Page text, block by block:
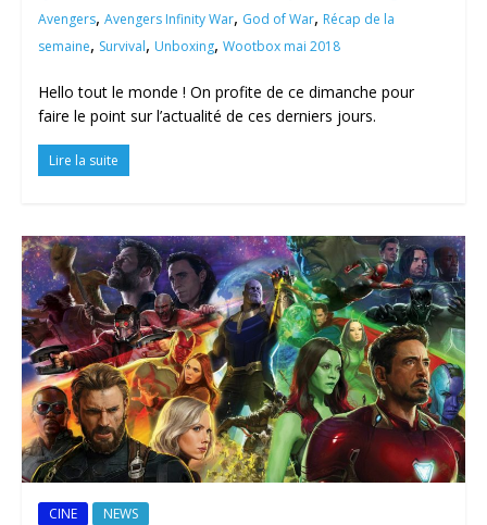
Avengers, Avengers Infinity War, God of War, Récap de la
semaine, Survival, Unboxing, Wootbox mai 2018
Hello tout le monde ! On profite de ce dimanche pour
faire le point sur l’actualité de ces derniers jours.
Lire la suite
CINE NEWS